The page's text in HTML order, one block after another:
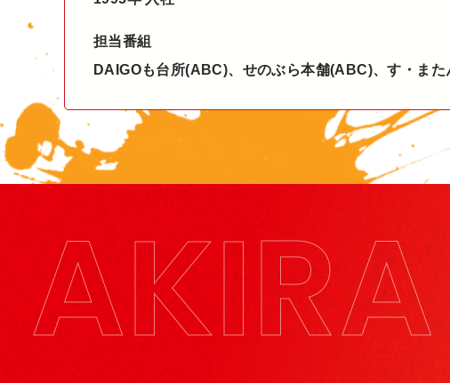
担当番組
DAIGOも台所(ABC)、せのぶら本舗(ABC)、す・また